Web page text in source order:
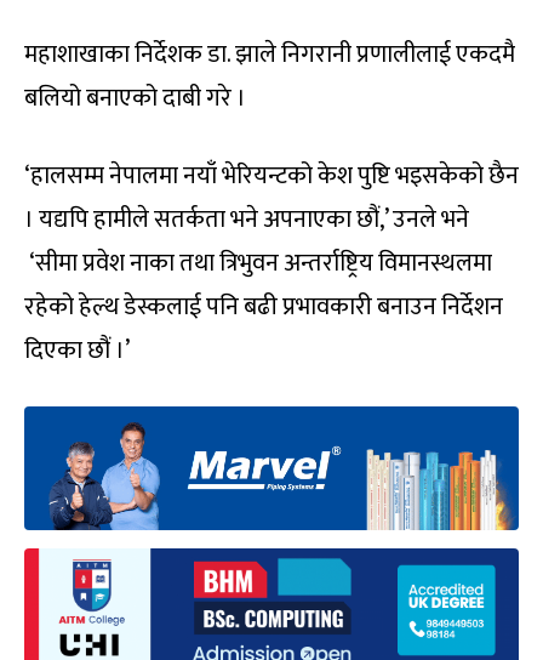
महाशाखाका निर्देशक डा. झाले निगरानी प्रणालीलाई एकदमै
बलियो बनाएको दाबी गरे ।
‘हालसम्म नेपालमा नयाँ भेरियन्टको केश पुष्टि भइसकेको छैन
। यद्यपि हामीले सतर्कता भने अपनाएका छौं,’ उनले भने
‘सीमा प्रवेश नाका तथा त्रिभुवन अन्तर्राष्ट्रिय विमानस्थलमा
रहेको हेल्थ डेस्कलाई पनि बढी प्रभावकारी बनाउन निर्देशन
दिएका छौं ।’